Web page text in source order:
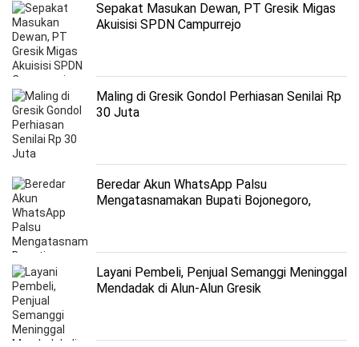
Sepakat Masukan Dewan, PT Gresik Migas
Akuisisi SPDN Campurrejo
Maling di Gresik Gondol Perhiasan Senilai Rp
30 Juta
Beredar Akun WhatsApp Palsu
Mengatasnamakan Bupati Bojonegoro,
Layani Pembeli, Penjual Semanggi Meninggal
Mendadak di Alun-Alun Gresik